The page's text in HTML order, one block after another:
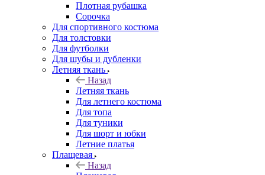
Плотная рубашка
Сорочка
Для спортивного костюма
Для толстовки
Для футболки
Для шубы и дубленки
Летняя ткань
Назад
Летняя ткань
Для летнего костюма
Для топа
Для туники
Для шорт и юбки
Летние платья
Плащевая
Назад